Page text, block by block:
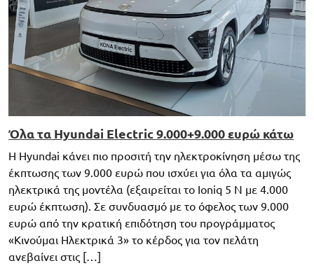
Όλα τα Hyundai Electric 9.000+9.000 ευρώ κάτω
Η Hyundai κάνει πιο προσιτή την ηλεκτροκίνηση μέσω της
έκπτωσης των 9.000 ευρώ που ισχύει για όλα τα αμιγώς
ηλεκτρικά της μοντέλα (εξαιρείται το Ioniq 5 N με 4.000
ευρώ έκπτωση). Σε συνδυασμό με το όφελος των 9.000
ευρώ από την κρατική επιδότηση του προγράμματος
«Κινούμαι Ηλεκτρικά 3» το κέρδος για τον πελάτη
ανεβαίνει στις […]